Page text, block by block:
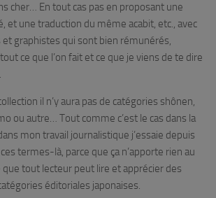
cher… En tout cas pas en proposant une
et une traduction du même acabit, etc., avec
graphistes qui sont bien rémunérés,
ce que l’on fait et ce que je viens de te dire
il n’y aura pas de catégories shônen,
ou autre… Tout comme c’est le cas dans la
mon travail journalistique j’essaie depuis
termes-là, parce que ça n’apporte rien au
que tout lecteur peut lire et apprécier des
éditoriales japonaises.